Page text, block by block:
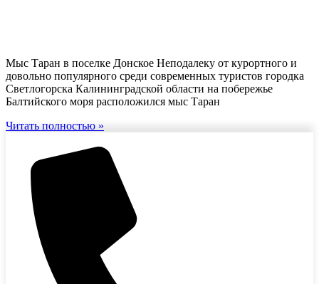
Мыс Таран в поселке Донское Неподалеку от курортного и
довольно популярного среди современных туристов городка
Светлогорска Калининградской области на побережье
Балтийского моря расположился мыс Таран
Читать полностью »